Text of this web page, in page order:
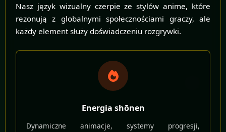
Nasz język wizualny czerpie ze stylów anime, które
rezonują z globalnymi społecznościami graczy, ale
każdy element służy doświadczeniu rozgrywki.
Energia shōnen
Dynamiczne animacje, systemy progresji,